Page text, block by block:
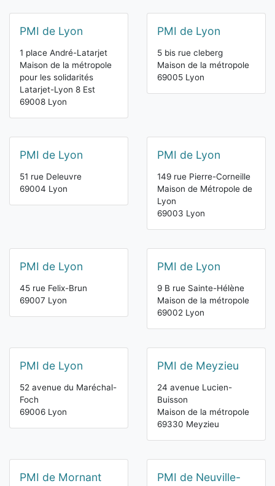
PMI de Lyon
1 place André-Latarjet
Maison de la métropole
pour les solidarités
Latarjet-Lyon 8 Est
69008 Lyon
PMI de Lyon
5 bis rue cleberg
Maison de la métropole
69005 Lyon
PMI de Lyon
51 rue Deleuvre
69004 Lyon
PMI de Lyon
149 rue Pierre-Corneille
Maison de Métropole de
Lyon
69003 Lyon
PMI de Lyon
45 rue Felix-Brun
69007 Lyon
PMI de Lyon
9 B rue Sainte-Hélène
Maison de la métropole
69002 Lyon
PMI de Lyon
52 avenue du Maréchal-
Foch
69006 Lyon
PMI de Meyzieu
24 avenue Lucien-
Buisson
Maison de la métropole
69330 Meyzieu
PMI de Mornant
PMI de Neuville-